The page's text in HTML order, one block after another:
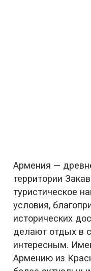
Армения —
территории
туристическое
условия,
исторических
делают отдых в
интересным.
Армению из